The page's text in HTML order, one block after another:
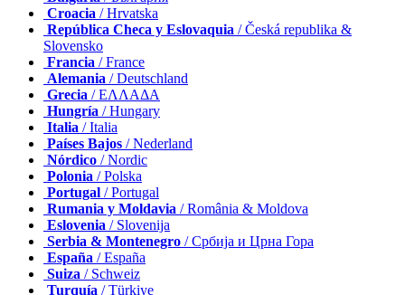
Croacia / Hrvatska
República Checa y Eslovaquia / Česká republika &
Slovensko
Francia / France
Alemania / Deutschland
Grecia / ΕΛΛΑΔΑ
Hungría / Hungary
Italia / Italia
Países Bajos / Nederland
Nórdico / Nordic
Polonia / Polska
Portugal / Portugal
Rumania y Moldavia / România & Moldova
Eslovenia / Slovenija
Serbia & Montenegro / Србија и Црна Гора
España / España
Suiza / Schweiz
Turquía / Türkiye